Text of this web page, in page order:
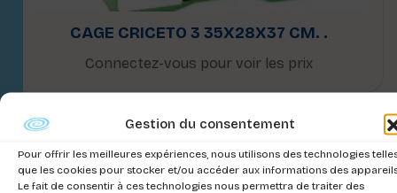
Gestion du consentement
Pour offrir les meilleures expériences, nous utilisons des technologies
que les cookies pour stocker et/ou accéder aux informations des
Le fait de consentir à ces technologies nous permettra de traiter des
CAGE CRICETO 3 35X28X37 CM. .
Connectez-vous pour voir les prix